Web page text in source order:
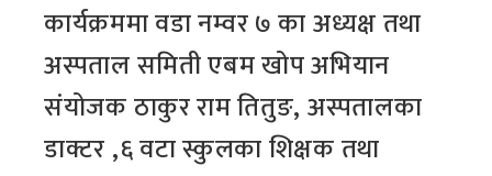
कार्यक्रममा वडा नम्वर ७ का अध्यक्ष तथा
अस्पताल समिती एबम खोप अभियान
संयोजक ठाकुर राम तितुङ, अस्पतालका
डाक्टर ,६ वटा स्कुलका शिक्षक तथा